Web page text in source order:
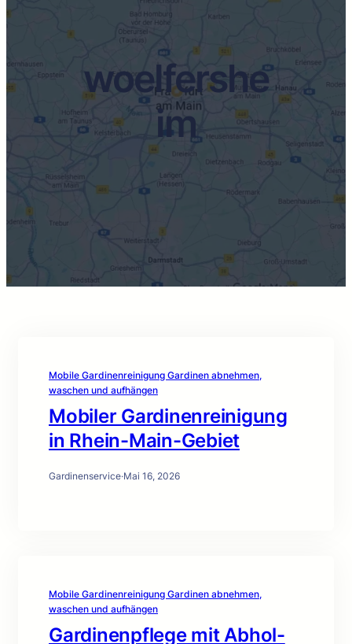
woelfershe
im
Mobile Gardinenreinigung Gardinen abnehmen,
waschen und aufhängen
Mobiler Gardinenreinigung
in Rhein-Main-Gebiet
Gardinenservice·Mai 16, 2026
Mobile Gardinenreinigung Gardinen abnehmen,
waschen und aufhängen
Gardinenpflege mit Abhol-